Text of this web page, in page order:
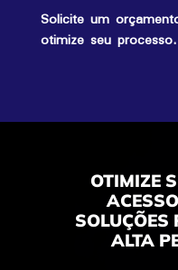
Solicite um
otimize seu processo.
OTIMIZE
SOLUÇÕES
ALTA